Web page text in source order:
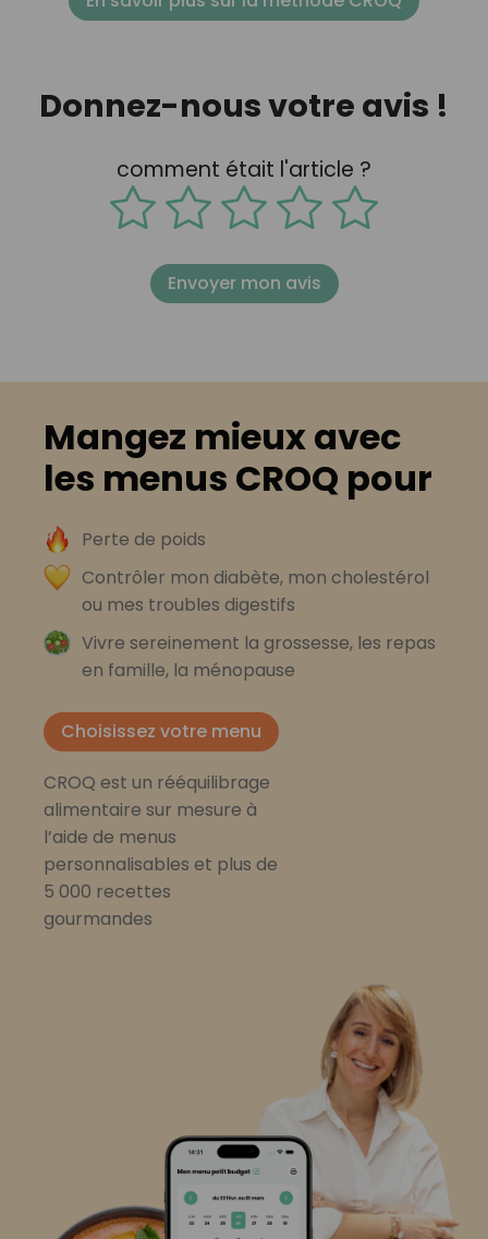
Donnez-nous votre avis !
comment était l'article ?
Envoyer mon avis
Mangez mieux avec
les menus CROQ pour
Perte de poids
Contrôler mon diabète, mon cholestérol
ou mes troubles digestifs
Vivre sereinement la grossesse, les repas
en famille, la ménopause
Choisissez votre menu
CROQ est un rééquilibrage
alimentaire sur mesure à
l’aide de menus
personnalisables et plus de
5 000 recettes
gourmandes